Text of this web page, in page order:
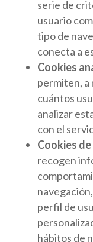
serie de
usuario
tipo de
conecta a
Cookies
permiten,
cuántos
analizar
con el
Cookies
recogen
perfil de
hábitos de